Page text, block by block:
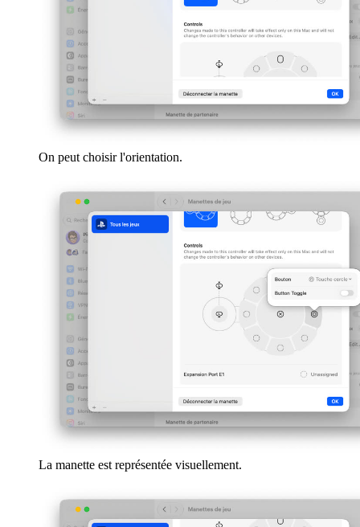
On peut choisir l'orientation.
La manette est représentée visuellement.